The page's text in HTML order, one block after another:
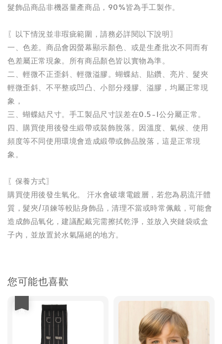
髮飾品商品非機器量產商品，90%皆為手工製作。
〖以下情況並非瑕疵範圍，請務必詳閱以下說明〗
一、色差。商品會因螢幕顯示顏色、或是生產批次不同而有
色差屬正常現象。所有商品顏色皆以實物為準。
二、輕微不正歪斜、輕微溢膠。蝴蝶結、貼鑽、亮片、髮夾
輕微歪斜、不平整或凹凸、小部分殘膠、溢膠，均屬正常現
象，
三、蝴蝶結尺寸。手工製品尺寸誤差在0.5-1公分屬正常。
四、購買使用後發生緞帶或裝飾脫落。因溫度、氣候、使用
頻度等不同使用環境會造成緞帶或飾品脫落，這是正常現
象。
〖保養方式〗
購買使用後發生氧化。 汗水會破壞電鍍層，若您為易流汗體
質，髮夾/項鍊等較貼身飾品，清理不當或時常佩戴，可能會
造成飾品氧化，建議配戴完需擦拭乾淨，並放入夾鏈袋或盒
子內，並放置於水氣隔絕的地方。
您可能也喜歡